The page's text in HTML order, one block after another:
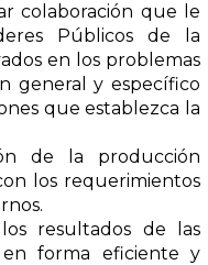
colaboración que le
Públicos de la
en los problemas
general y específico
que establezca la
de la producción
los requerimientos
resultados de las
en forma eficiente y